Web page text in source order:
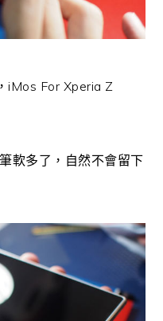
iMos For Xperia Z
軟多了，自然不會留下